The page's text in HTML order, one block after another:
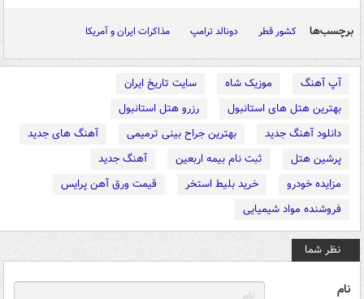
برچسب‌ها کشور قطر دونالد ترامپ مذاکرات ایران و آمریکا
آپ آهنگ موزیک شاه
سایت تاریخ ایران
بهترین هتل های استانبول
رزرو هتل استانبول
دانلود آهنگ جدید
بهترین جراح بینی ترمیمی
آهنگ های جدید
پرشین هتل
ثبت نام بیمه اربعین
آهنگ جدید
مزایده خودرو
خرید بلیط استخر
قیمت ورق آهن پرایس
فروشنده مواد شیمیایی
نظر شما
نام